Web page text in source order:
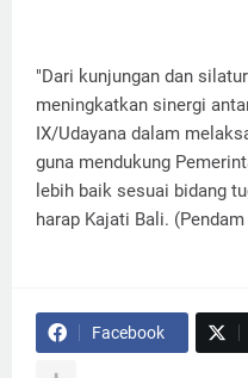
"Dari kunjungan dan
meningkatkan sinergi
IX/Udayana dalam
guna mendukung
lebih baik sesuai bidang
harap Kajati Bali.
Facebook